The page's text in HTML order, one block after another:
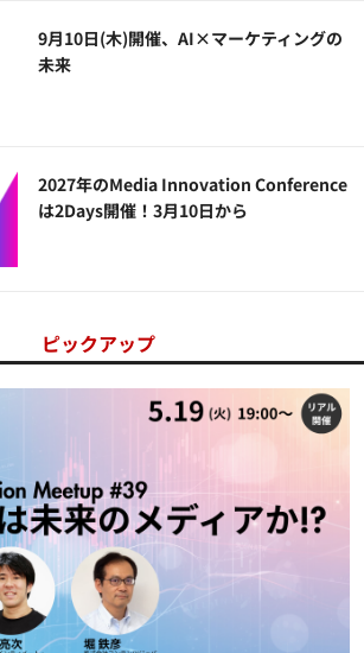
9月10日(木)開催、AI×マーケティングの
未来
2027年のMedia Innovation Conference
は2Days開催！3月10日から
ピックアップ